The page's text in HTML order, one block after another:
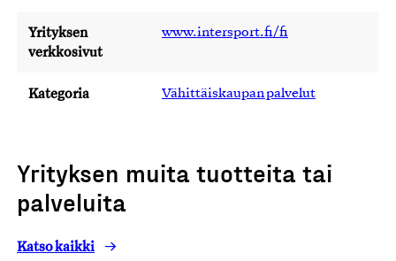
Yrityksen
verkkosivut
www.intersport.fi/fi
Kategoria Vähittäiskaupan palvelut
Yrityksen muita tuotteita tai
palveluita
Katso kaikki